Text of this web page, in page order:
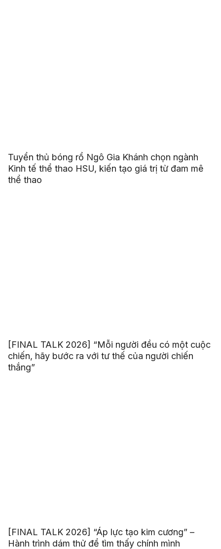
Tuyển thủ bóng rổ Ngô Gia Khánh chọn ngành
Kinh tế thể thao HSU, kiến tạo giá trị từ đam mê
thể thao
[FINAL TALK 2026] “Mỗi người đều có một cuộc
chiến, hãy bước ra với tư thế của người chiến
thắng”
[FINAL TALK 2026] “Áp lực tạo kim cương” –
Hành trình dám thử để tìm thấy chính mình